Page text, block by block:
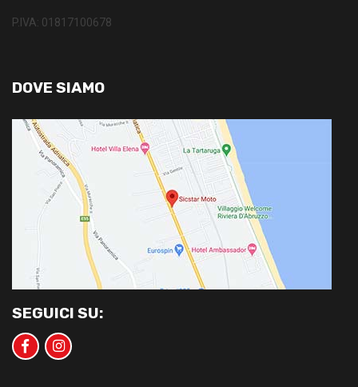
P.IVA: 01817100678
DOVE SIAMO
SEGUICI SU: